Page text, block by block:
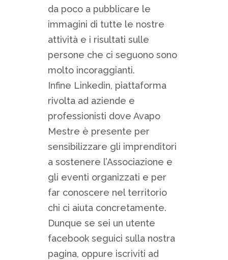
da poco a pubblicare le
immagini di tutte le nostre
attività e i risultati sulle
persone che ci seguono sono
molto incoraggianti.
Infine Linkedin, piattaforma
rivolta ad aziende e
professionisti dove Avapo
Mestre è presente per
sensibilizzare gli imprenditori
a sostenere l’Associazione e
gli eventi organizzati e per
far conoscere nel territorio
chi ci aiuta concretamente.
Dunque se sei un utente
facebook seguici sulla nostra
pagina, oppure iscriviti ad